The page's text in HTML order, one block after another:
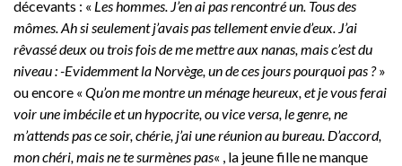
décevants : « Les hommes. J’en ai pas rencontré un. Tous des
mômes. Ah si seulement j’avais pas tellement envie d’eux. J’ai
rêvassé deux ou trois fois de me mettre aux nanas, mais c’est du
niveau : -Evidemment la Norvège, un de ces jours pourquoi pas ?»
ou encore « Qu’on me montre un ménage heureux, et je vous ferai
voir une imbécile et un hypocrite, ou vice versa, le genre, ne
m’attends pas ce soir, chérie, j’ai une réunion au bureau. D’accord,
mon chéri, mais ne te surmènes pas« , la jeune fille ne manque